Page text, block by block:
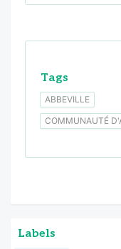
Tags
ABBEVILLE
COMMUNAUTÉ
Labels